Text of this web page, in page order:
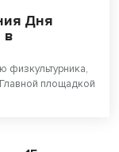
Дня
в
площадкой